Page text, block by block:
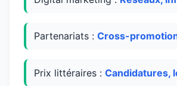
Partenariats : Cross-
Prix littéraires : Candidatures,